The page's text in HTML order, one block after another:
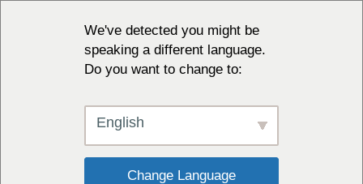
We've detected you might be
speaking a different language.
Do you want to change to:
English
Change Language